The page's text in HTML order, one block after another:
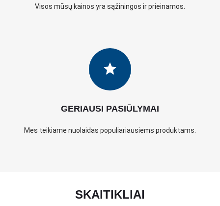
Visos mūsų kainos yra sąžiningos ir prieinamos.
GERIAUSI PASIŪLYMAI
Mes teikiame nuolaidas populiariausiems produktams.
SKAITIKLIAI